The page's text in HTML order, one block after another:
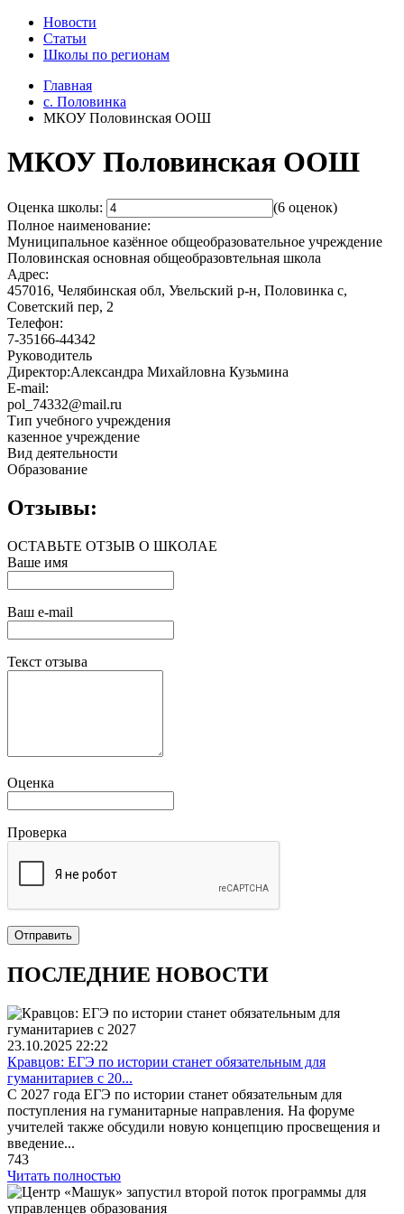
Новости
Статьи
Школы по регионам
Главная
c. Половинка
МКОУ Половинская ООШ
МКОУ Половинская ООШ
Оценка школы:
(6 оценок)
Полное наименование:
Муниципальное казённое общеобразовательное учреждение
Половинская основная общеобразовтельная школа
Адрес:
457016, Челябинская обл, Увельский р-н, Половинка с,
Советский пер, 2
Телефон:
7-35166-44342
Руководитель
Директор:Александра Михайловна Кузьмина
E-mail:
pol_74332@mail.ru
Тип учебного учреждения
казенное учреждение
Вид деятельности
Образование
Отзывы:
ОСТАВЬТЕ ОТЗЫВ О ШКОЛАЕ
Ваше имя
Ваш e-mail
Текст отзыва
Оценка
Проверка
Отправить
ПОСЛЕДНИЕ НОВОСТИ
23.10.2025 22:22
Кравцов: ЕГЭ по истории станет обязательным для
гуманитариев с 20...
С 2027 года ЕГЭ по истории станет обязательным для
поступления на гуманитарные направления. На форуме
учителей также обсудили новую концепцию просвещения и
введение...
743
Читать полностью